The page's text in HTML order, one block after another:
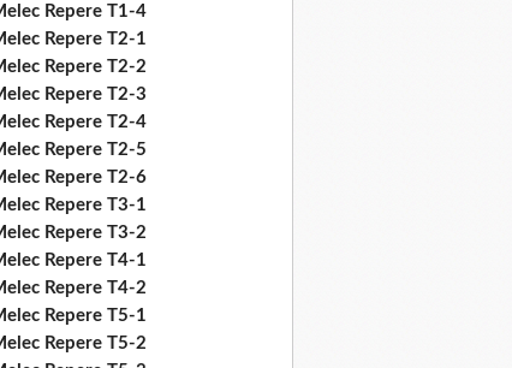
Repere T1-4
Repere T2-1
Repere T2-2
Repere T2-3
Repere T2-4
Repere T2-5
Repere T2-6
Repere T3-1
Repere T3-2
Repere T4-1
Repere T4-2
Repere T5-1
Repere T5-2